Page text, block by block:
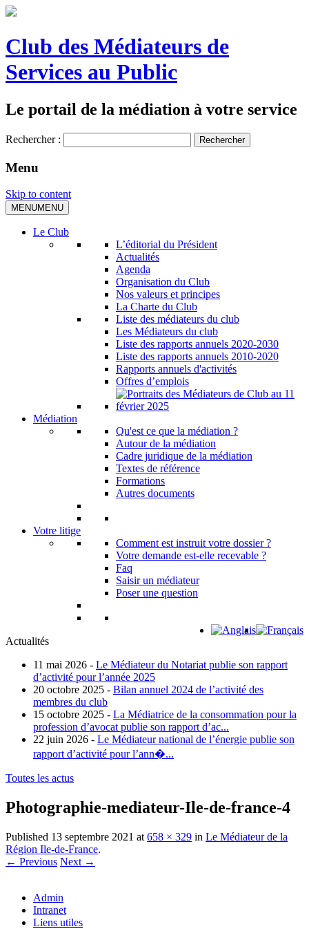
Club des Médiateurs de
Services au Public
Le portail de la médiation à votre service
Rechercher :
Menu
Skip to content
MENUMENU
Le Club
L’éditorial du Président
Actualités
Agenda
Organisation du Club
Nos valeurs et principes
La Charte du Club
Liste des médiateurs du club
Les Médiateurs du club
Liste des rapports annuels 2020-2030
Liste des rapports annuels 2010-2020
Rapports annuels d'activités
Offres d’emplois
Médiation
Qu'est ce que la médiation ?
Autour de la médiation
Cadre juridique de la médiation
Textes de référence
Formations
Autres documents
Votre litige
Comment est instruit votre dossier ?
Votre demande est-elle recevable ?
Faq
Saisir un médiateur
Poser une question
Actualités
11 mai 2026 - Le Médiateur du Notariat publie son rapport
d’activité pour l’année 2025
20 octobre 2025 - Bilan annuel 2024 de l’activité des
membres du club
15 octobre 2025 - La Médiatrice de la consommation pour la
profession d’avocat publie son rapport d’ac...
22 juin 2026 - Le Médiateur national de l’énergie publie son
rapport d’activité pour l’ann�...
Toutes les actus
Photographie-mediateur-Ile-de-france-4
Published 13 septembre 2021 at 658 × 329 in Le Médiateur de la
Région Ile-de-France.
← Previous Next →
Admin
Intranet
Liens utiles